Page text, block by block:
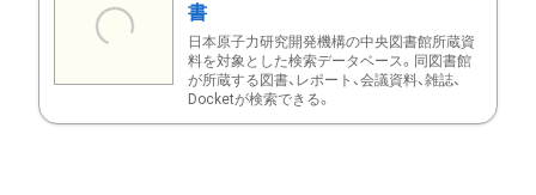
書
日本原子力研究開発機構の中央図書館所蔵資
料を対象とした検索データベース。同図書館
が所蔵する図書、レポート、会議資料、雑誌、
Docketが検索できる。